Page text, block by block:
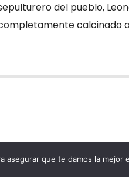
del pueblo,
calcinado
asegurar que te damos la